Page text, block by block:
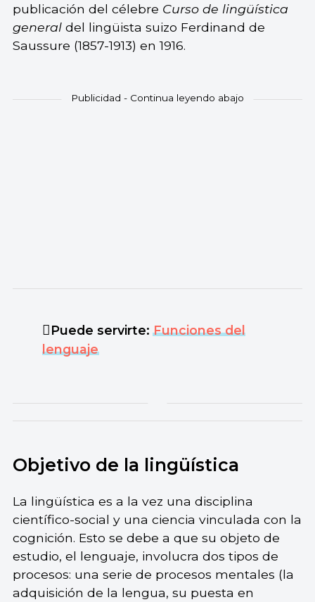
publicación del célebre Curso de lingüística
general del lingüista suizo Ferdinand de
Saussure (1857-1913) en 1916.
Puede servirte:Funciones del
lenguaje
Objetivo de la lingüística
La lingüística es a la vez una disciplina
científico-social y una ciencia vinculada con la
cognición. Esto se debe a que su objeto de
estudio, el lenguaje, involucra dos tipos de
procesos: una serie de procesos mentales (la
adquisición de la lengua, su puesta en